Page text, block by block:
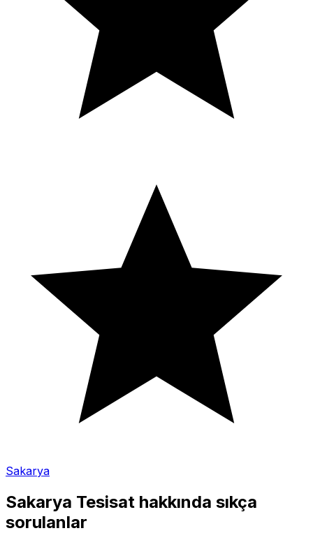
Sakarya
Sakarya Tesisat hakkında sıkça
sorulanlar